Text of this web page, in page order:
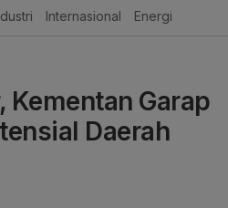
Internasional Energi
Kementan Garap
Daerah